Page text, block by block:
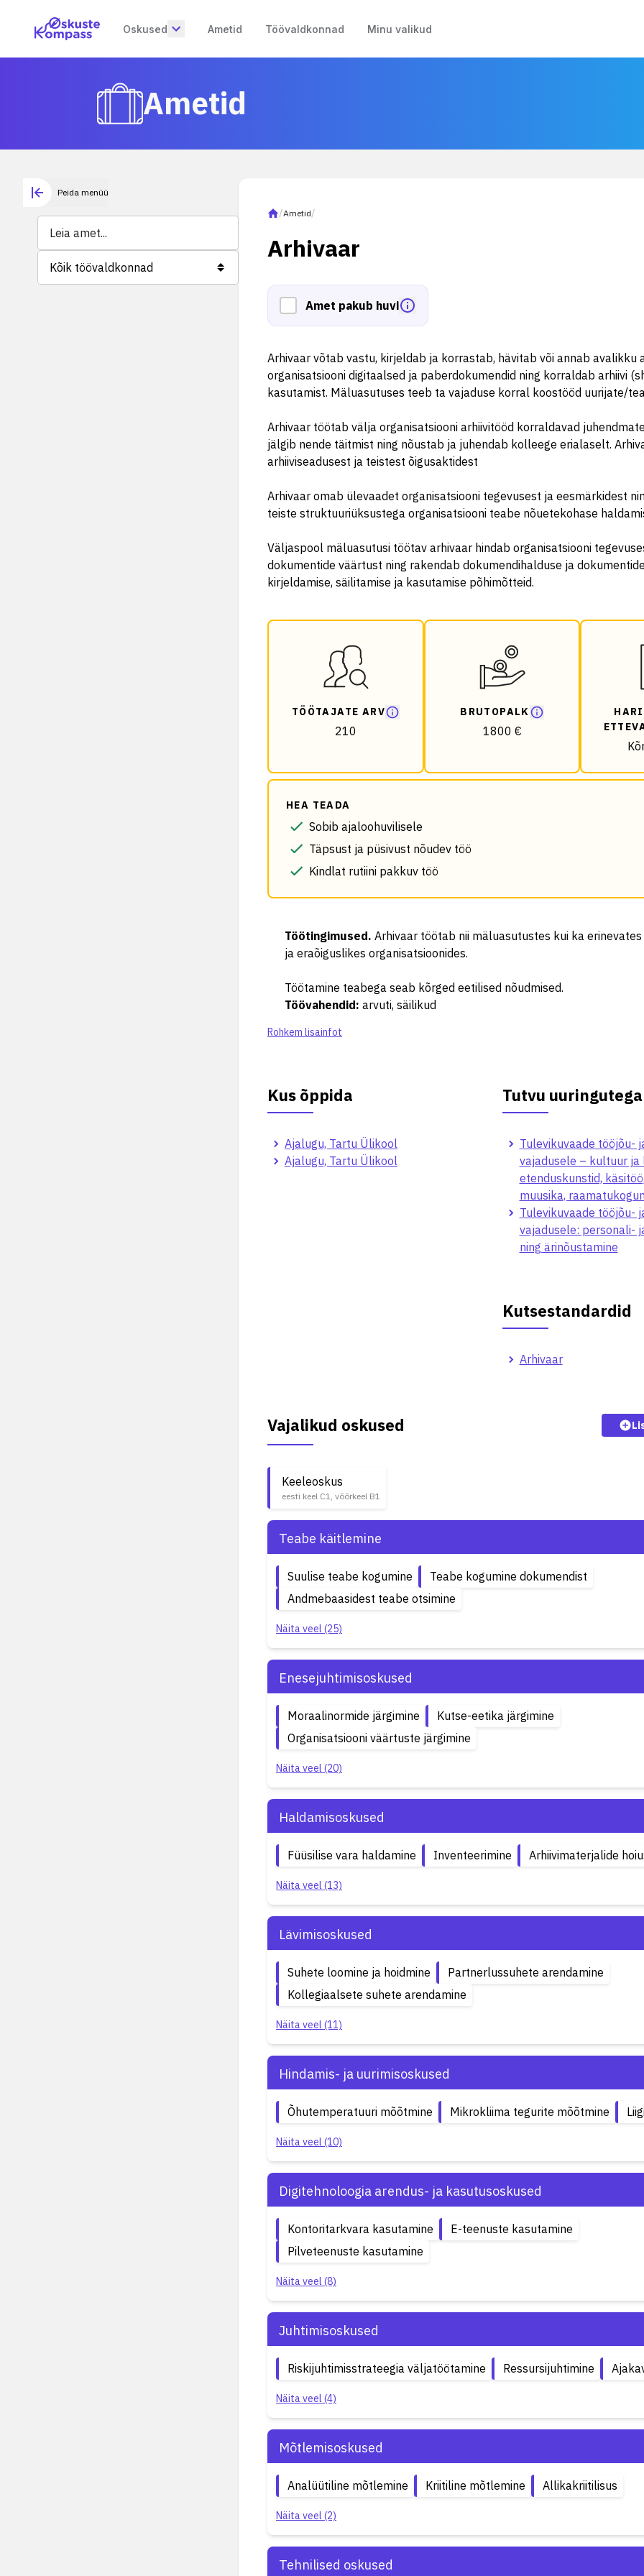
Oskused Ametid Töövaldkonnad Minu valikud
Ametid
Peida menüü
Kõik töövaldkonnad
/Ametid/
Arhivaar
Amet pakub huvi
Arhivaar võtab vastu, kirjeldab ja korrastab, hävitab või annab avalikku
organisatsiooni digitaalsed ja paberdokumendid ning korraldab arhiivi
kasutamist. Mäluasutuses teeb ta vajaduse korral koostööd uurijate/
Arhivaar töötab välja organisatsiooni arhiivitööd korraldavad
jälgib nende täitmist ning nõustab ja juhendab kolleege erialaselt.
arhiiviseadusest ja teistest õigusaktidest
Arhivaar omab ülevaadet organisatsiooni tegevusest ja eesmärkidest
teiste struktuuriüksustega organisatsiooni teabe nõuetekohase
Väljaspool mäluasutusi töötav arhivaar hindab organisatsiooni
dokumentide väärtust ning rakendab dokumendihalduse ja
kirjeldamise, säilitamise ja kasutamise põhimõtteid.
TÖÖTAJATE ARV
210
BRUTOPALK
1800 €
HEA TEADA
Sobib ajaloohuvilisele
Täpsust ja püsivust nõudev töö
Kindlat rutiini pakkuv töö
Töötingimused. Arhivaar töötab nii mäluasutustes kui ka erinevates
ja eraõiguslikes organisatsioonides.
Töötamine teabega seab kõrged eetilised nõudmised.
Töövahendid: arvuti, säilikud
Rohkem lisainfot
Kus õppida
Ajalugu, Tartu Ülikool
Ajalugu, Tartu Ülikool
Tutvu uuringutega
Tulevikuvaade tööjõu-
vajadusele – kultuur ja
etenduskunstid,
muusika,
Tulevikuvaade tööjõu-
vajadusele: personali-
ning ärinõustamine
Kutsestandardid
Arhivaar
Vajalikud oskused
Keeleoskus
eesti keel C1, võõrkeel B1
Teabe käitlemine
Suulise teabe kogumine
Teabe kogumine dokumendist
Andmebaasidest teabe otsimine
Näita veel (25)
Enesejuhtimisoskused
Moraalinormide järgimine
Kutse-eetika järgimine
Organisatsiooni väärtuste järgimine
Näita veel (20)
Haldamisoskused
Füüsilise vara haldamine Inventeerimine Arhiivimaterjalide
Näita veel (13)
Lävimisoskused
Suhete loomine ja hoidmine
Partnerlussuhete arendamine
Kollegiaalsete suhete arendamine
Näita veel (11)
Hindamis- ja uurimisoskused
Õhutemperatuuri mõõtmine Mikrokliima tegurite mõõtmine
Näita veel (10)
Digitehnoloogia arendus- ja kasutusoskused
Kontoritarkvara kasutamine
E-teenuste kasutamine
Pilveteenuste kasutamine
Näita veel (8)
Juhtimisoskused
Riskijuhtimisstrateegia väljatöötamine Ressursijuhtimine
Näita veel (4)
Mõtlemisoskused
Analüütiline mõtlemine Kriitiline mõtlemine Allikakriitilisus
Näita veel (2)
Tehnilised oskused